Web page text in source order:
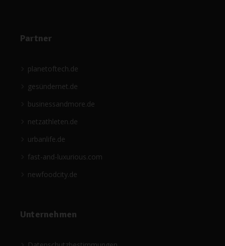
Partner
planetoftech.de
gesündernet.de
businessandmore.de
netzathleten.de
urbanlife.de
fast-and-luxurious.com
newfoodcity.de
Unternehmen